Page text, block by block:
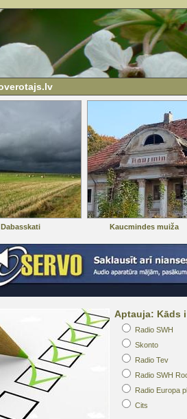
Dabasskati Kaucmindes muiža
Aptauja: Kāds
Radio SWH
Skonto
Radio Tev
Radio SWH
Radio Europa
Cits